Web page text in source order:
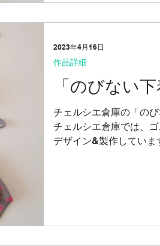
「のびない
チェルシエ倉庫の「の
チェルシエ倉庫では、
デザイン&製作してい
作品詳細
2023年4月16日